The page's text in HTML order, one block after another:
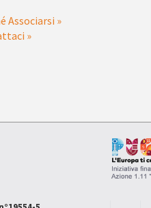
Associarsi »
»